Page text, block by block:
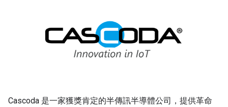
Cascoda 是一家獲獎肯定的半傳訊半導體公司，提供革命